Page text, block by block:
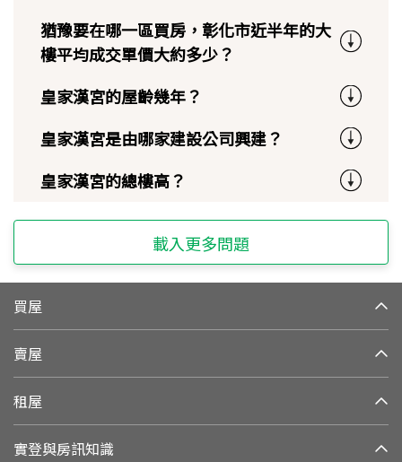
猶豫要在哪一區買房，彰化市近半年的大
樓平均成交單價大約多少？
皇家漢宮的屋齡幾年？
皇家漢宮是由哪家建設公司興建？
皇家漢宮的總樓高？
載入更多問題
買屋
賣屋
租屋
實登與房訊知識